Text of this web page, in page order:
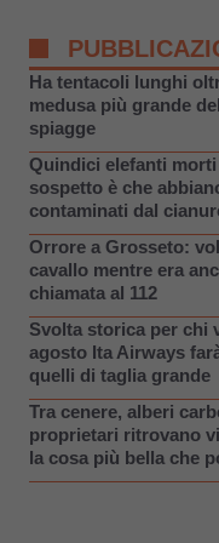
Ha tentacoli lunghi
medusa più grande
spiagge
Quindici elefanti
sospetto è che
contaminati dal
Orrore a Grosseto:
cavallo mentre era
chiamata al 112
Svolta storica per chi
agosto Ita Airways
quelli di taglia grande
Tra cenere, alberi
proprietari ritrovano
la cosa più bella che